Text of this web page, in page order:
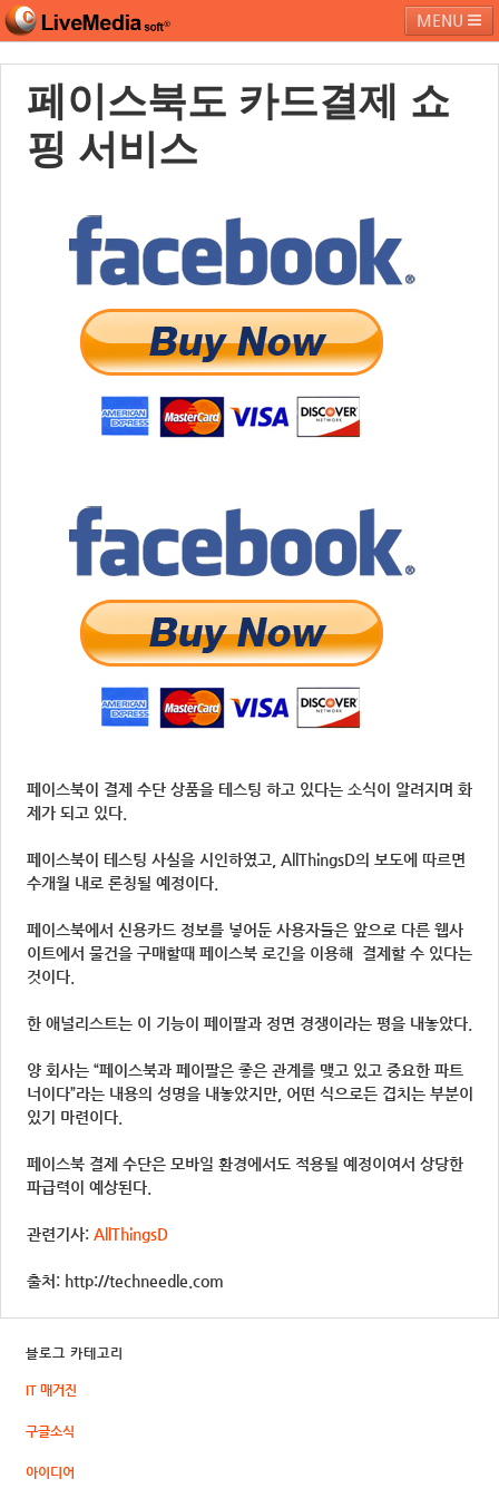
MENU
라이브미디어소프트 제품 및 서비스 블로그 커뮤니티
페밀리 사이트
페이스북도 카드결제 쇼
핑 서비스
페이스북이 결제 수단 상품을 테스팅 하고 있다는 소식이 알려지며 화
제가 되고 있다.
페이스북이 테스팅 사실을 시인하였고, AllThingsD의 보도에 따르면
수개월 내로 론칭될 예정이다.
페이스북에서 신용카드 정보를 넣어둔 사용자들은 앞으로 다른 웹사
이트에서 물건을 구매할때 페이스북 로긴을 이용해 결제할 수 있다는
것이다.
한 애널리스트는 이 기능이 페이팔과 정면 경쟁이라는 평을 내놓았다.
양 회사는 “페이스북과 페이팔은 좋은 관계를 맺고 있고 중요한 파트
너이다”라는 내용의 성명을 내놓았지만, 어떤 식으로든 겹치는 부분이
있기 마련이다.
페이스북 결제 수단은 모바일 환경에서도 적용될 예정이여서 상당한
파급력이 예상된다.
관련기사: AllThingsD
출처: http://techneedle.com
블로그 카테고리
IT 매거진
구글소식
아이디어